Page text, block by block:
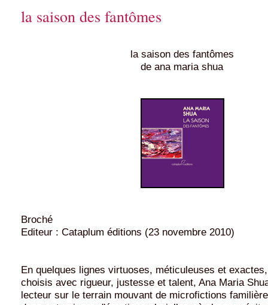
la saison des fantômes
la saison des fantômes
de ana maria shua
Broché
Editeur : Cataplum éditions (23 novembre 2010)
En quelques lignes virtuoses, méticuleuses et
choisis avec rigueur, justesse et talent, Ana Maria
lecteur sur le terrain mouvant de microfictions